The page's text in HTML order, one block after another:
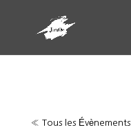
« Tous les Évènements